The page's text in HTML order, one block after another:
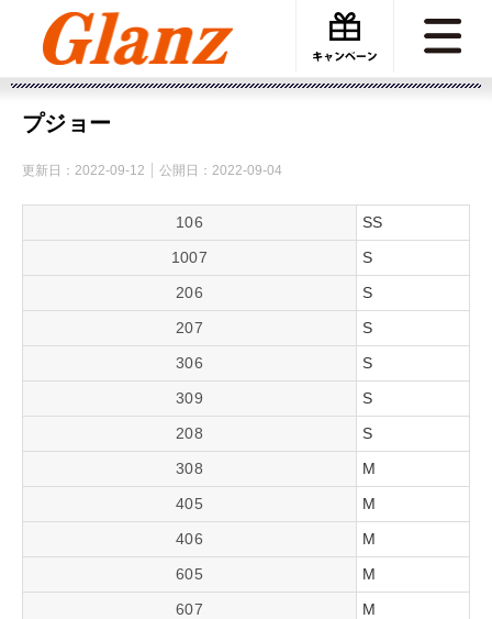
カーケアグランツ 車種サイズ プジョー
プジョー
更新日： 2022-09-12 公開日： 2022-09-04
106
SS
1007
S
206
S
207
S
306
S
309
S
208
S
308
M
405
M
406
M
605
M
607
M